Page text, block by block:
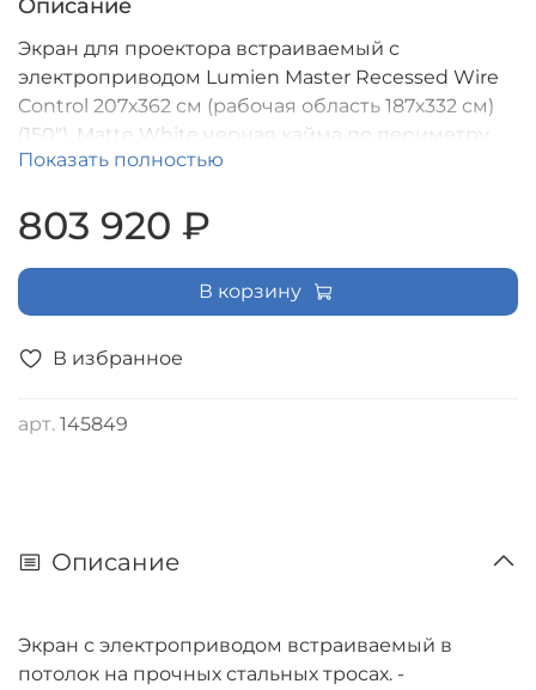
В избранное
арт. 145849
Описание
Экран для проектора встраиваемый с
электроприводом Lumien Master Recessed Wire
Control 207х362 см (рабочая область 187х332 см)
(150"), Matte White черная кайма по периметру,
верхняя кайма 10 см, формат экрана (16:9), RF
Показать полностью
803 920 ₽
В корзину
Описание
Экран с электроприводом встраиваемый в
потолок на прочных стальных тросах. -